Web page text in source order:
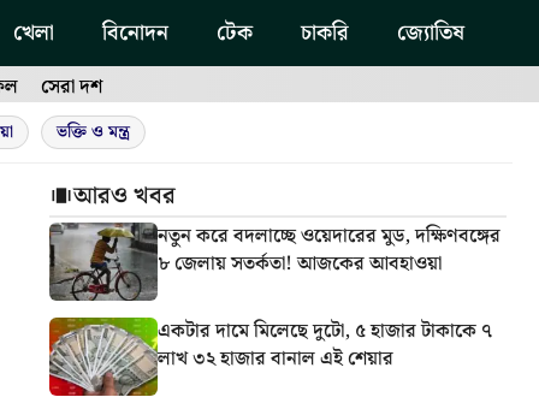
খেলা বিনোদন টেক চাকরি জ্যোতিষ
সেরা দশ
ভক্তি ও মন্ত্র
আরও খবর
নতুন করে বদলাচ্ছে ওয়েদারের মুড, দক্ষিণবঙ্গের
৮ জেলায় সতর্কতা! আজকের আবহাওয়া
একটার দামে মিলেছে দুটো, ৫ হাজার টাকাকে ৭
লাখ ৩২ হাজার বানাল এই শেয়ার